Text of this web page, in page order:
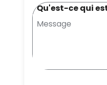
Qu'est-ce qui